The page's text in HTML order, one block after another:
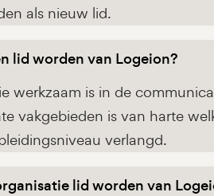
als nieuw lid.
lid worden van Logeion?
werkzaam is in de
vakgebieden is van harte
verlangd.
lid worden van